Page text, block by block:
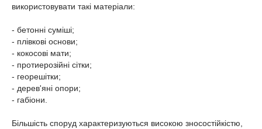
використовувати такі матеріали:
- бетонні суміші;
- плівкові основи;
- кокосові мати;
- протиерозійні сітки;
- георешітки;
- дерев'яні опори;
- габіони.
Більшість споруд характеризуються високою зносостійкістю,